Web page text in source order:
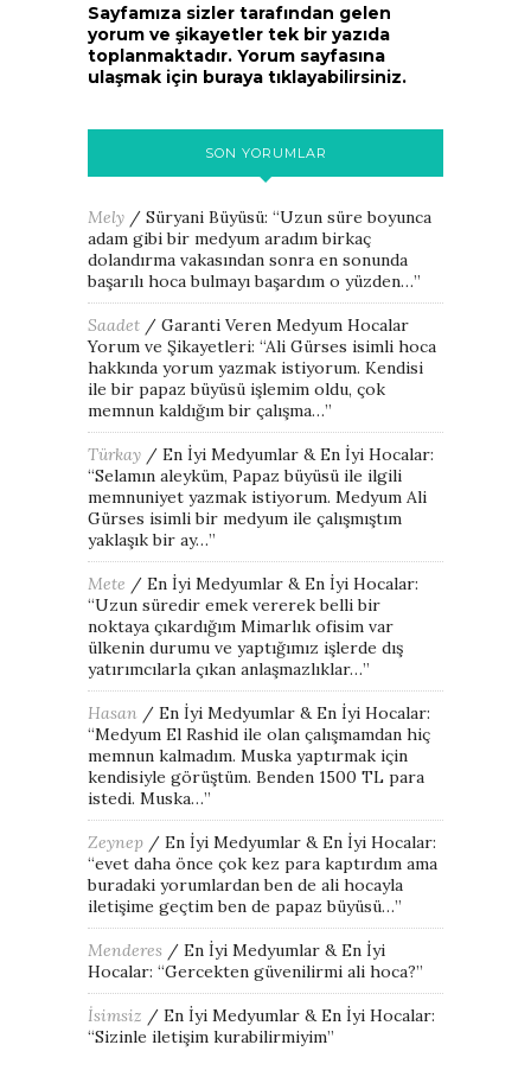
Sayfamıza sizler tarafından gelen
yorum ve şikayetler tek bir yazıda
toplanmaktadır. Yorum sayfasına
ulaşmak için buraya tıklayabilirsiniz.
SON YORUMLAR
Mely / Süryani Büyüsü: “Uzun süre boyunca
adam gibi bir medyum aradım birkaç
dolandırma vakasından sonra en sonunda
başarılı hoca bulmayı başardım o yüzden…”
Saadet / Garanti Veren Medyum Hocalar
Yorum ve Şikayetleri: “Ali Gürses isimli hoca
hakkında yorum yazmak istiyorum. Kendisi
ile bir papaz büyüsü işlemim oldu, çok
memnun kaldığım bir çalışma…”
Türkay / En İyi Medyumlar & En İyi Hocalar:
“Selamın aleyküm, Papaz büyüsü ile ilgili
memnuniyet yazmak istiyorum. Medyum Ali
Gürses isimli bir medyum ile çalışmıştım
yaklaşık bir ay…”
Mete / En İyi Medyumlar & En İyi Hocalar:
“Uzun süredir emek vererek belli bir
noktaya çıkardığım Mimarlık ofisim var
ülkenin durumu ve yaptığımız işlerde dış
yatırımcılarla çıkan anlaşmazlıklar…”
Hasan / En İyi Medyumlar & En İyi Hocalar:
“Medyum El Rashid ile olan çalışmamdan hiç
memnun kalmadım. Muska yaptırmak için
kendisiyle görüştüm. Benden 1500 TL para
istedi. Muska…”
Zeynep / En İyi Medyumlar & En İyi Hocalar:
“evet daha önce çok kez para kaptırdım ama
buradaki yorumlardan ben de ali hocayla
iletişime geçtim ben de papaz büyüsü…”
Menderes / En İyi Medyumlar & En İyi
Hocalar: “Gercekten güvenilirmi ali hoca?”
İsimsiz / En İyi Medyumlar & En İyi Hocalar:
“Sizinle iletişim kurabilirmiyim”